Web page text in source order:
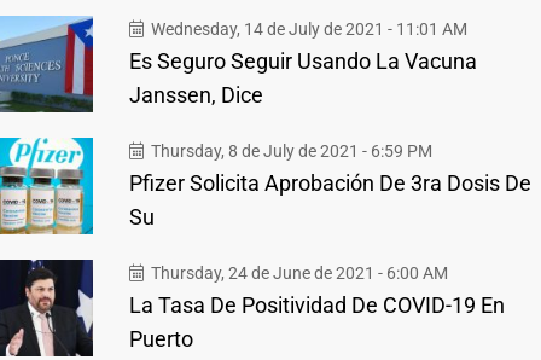
Wednesday, 14 de July de 2021 - 11:01 AM
Es Seguro Seguir Usando La Vacuna
Janssen, Dice
Thursday, 8 de July de 2021 - 6:59 PM
Pfizer Solicita Aprobación De 3ra Dosis De
Su
Thursday, 24 de June de 2021 - 6:00 AM
La Tasa De Positividad De COVID-19 En
Puerto